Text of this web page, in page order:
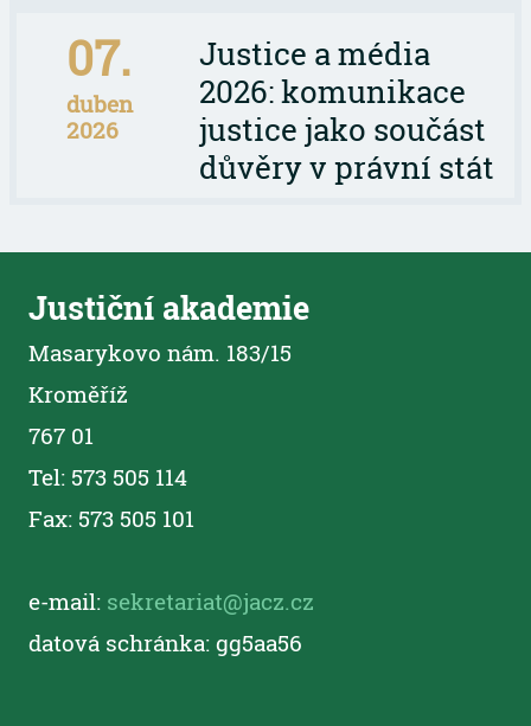
07.
duben
2026
Justice a média
2026: komunikace
justice jako součást
důvěry v právní stát
Justiční akademie
Masarykovo nám. 183/15
Kroměříž
767 01
Tel: 573 505 114
Fax: 573 505 101
e-mail: sekretariat@jacz.cz
datová schránka: gg5aa56